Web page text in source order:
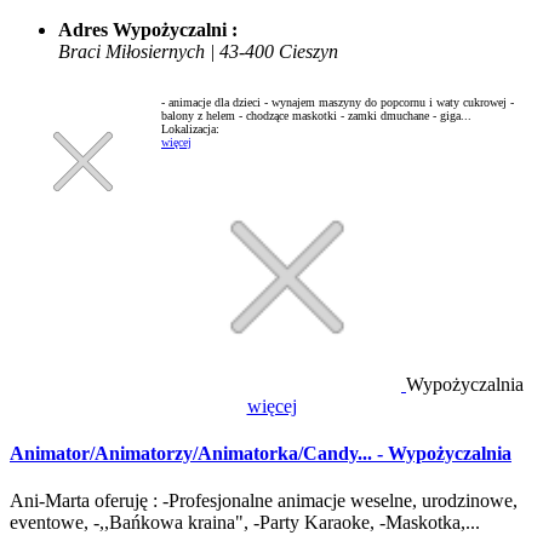
Adres Wypożyczalni :
Braci Miłosiernych | 43-400 Cieszyn
- animacje dla dzieci - wynajem maszyny do popcornu i waty cukrowej -
balony z helem - chodzące maskotki - zamki dmuchane - giga...
Lokalizacja:
więcej
Wypożyczalnia
więcej
Animator/Animatorzy/Animatorka/Candy... - Wypożyczalnia
Ani-Marta oferuję : -Profesjonalne animacje weselne, urodzinowe,
eventowe, -,,Bańkowa kraina", -Party Karaoke, -Maskotka,...